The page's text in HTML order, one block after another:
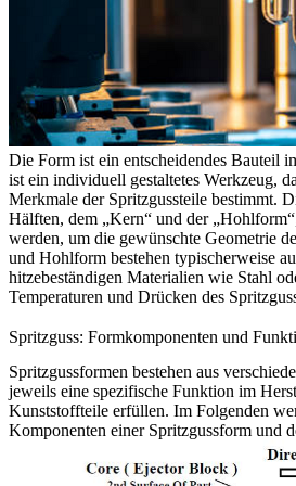
Die Form ist ein entscheidendes Bauteil
ist ein individuell gestaltetes Werkzeug,
Merkmale der Spritzgussteile bestimmt.
Hälften, dem „Kern“ und der
werden, um die gewünschte Geometrie
und Hohlform bestehen typischerweise
hitzebeständigen Materialien wie Stahl
Temperaturen und Drücken des
Spritzguss: Formkomponenten und
Spritzgussformen bestehen aus
jeweils eine spezifische Funktion im
Kunststoffteile erfüllen. Im Folgenden
Komponenten einer Spritzgussform und